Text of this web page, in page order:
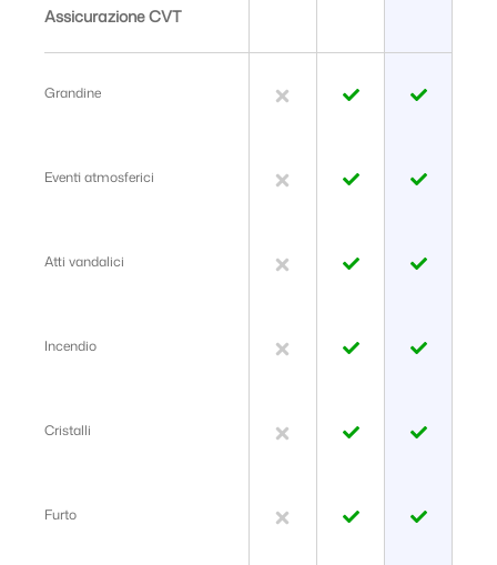
Assicurazione CVT
Grandine
Eventi atmosferici
Atti vandalici
Incendio
Cristalli
Furto